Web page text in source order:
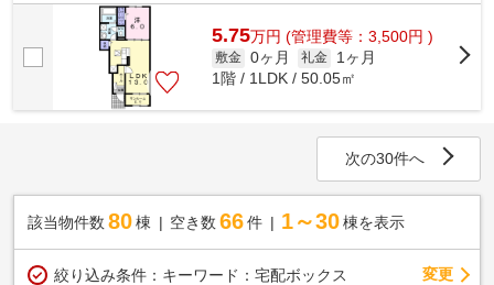
ウォークインクロゼット・床下収納な...
5.75万円 (管理費等：3,500円 )
敷金 0ヶ月 礼金
1ヶ月
1階 / 1LDK / 50.05㎡
次の30件へ
該当物件数 80棟 空き数 66 件 1～30 棟を表示
絞り込み条件： キーワード：宅配ボックス 変更